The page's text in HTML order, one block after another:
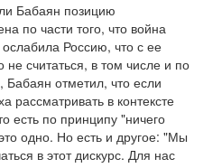
Бабаян позицию
по части того, что война
ослабила Россию, что с ее
считаться, в том числе и по
Бабаян отметил, что если
рассматривать в контексте
есть по принципу "ничего
одно. Но есть и другое: "Мы
в этот дискурс. Для нас